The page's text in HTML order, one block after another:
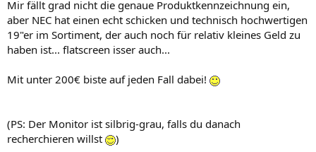
Mir fällt grad nicht die genaue Produktkennzeichnung ein,
aber NEC hat einen echt schicken und technisch hochwertigen
19"er im Sortiment, der auch noch für relativ kleines Geld zu
haben ist... flatscreen isser auch...
Mit unter 200€ biste auf jeden Fall dabei!
(PS: Der Monitor ist silbrig-grau, falls du danach
recherchieren willst
)